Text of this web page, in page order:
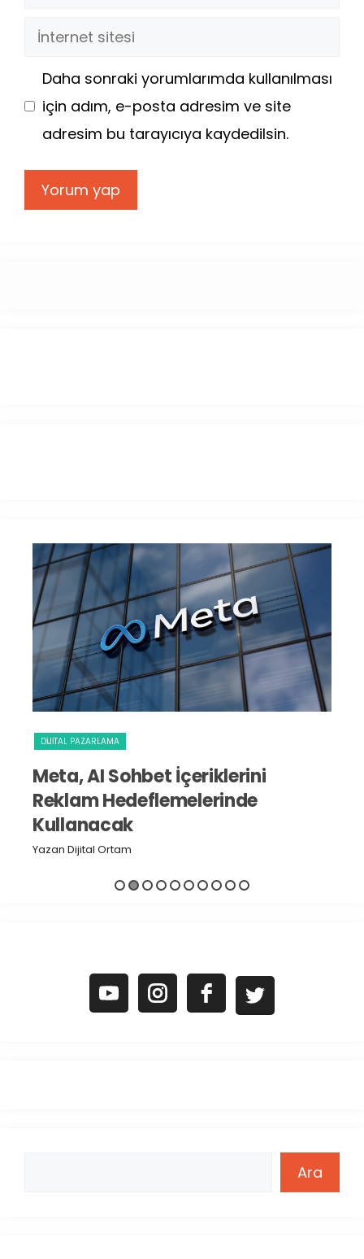
İnternet
Daha sonraki yorumlarımda kullanılması
için adım, e-posta adresim ve site
adresim bu tarayıcıya kaydedilsin.
DIJITAL PAZARLAMA
Meta, AI Sohbet İçeriklerini
Reklam Hedeflemelerinde
Kullanacak
Yazan Dijital Ortam
Ara